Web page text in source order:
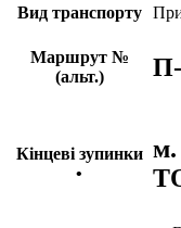
Вид транспорту
Маршрут №
(альт.)
Кінцеві зупинки
•